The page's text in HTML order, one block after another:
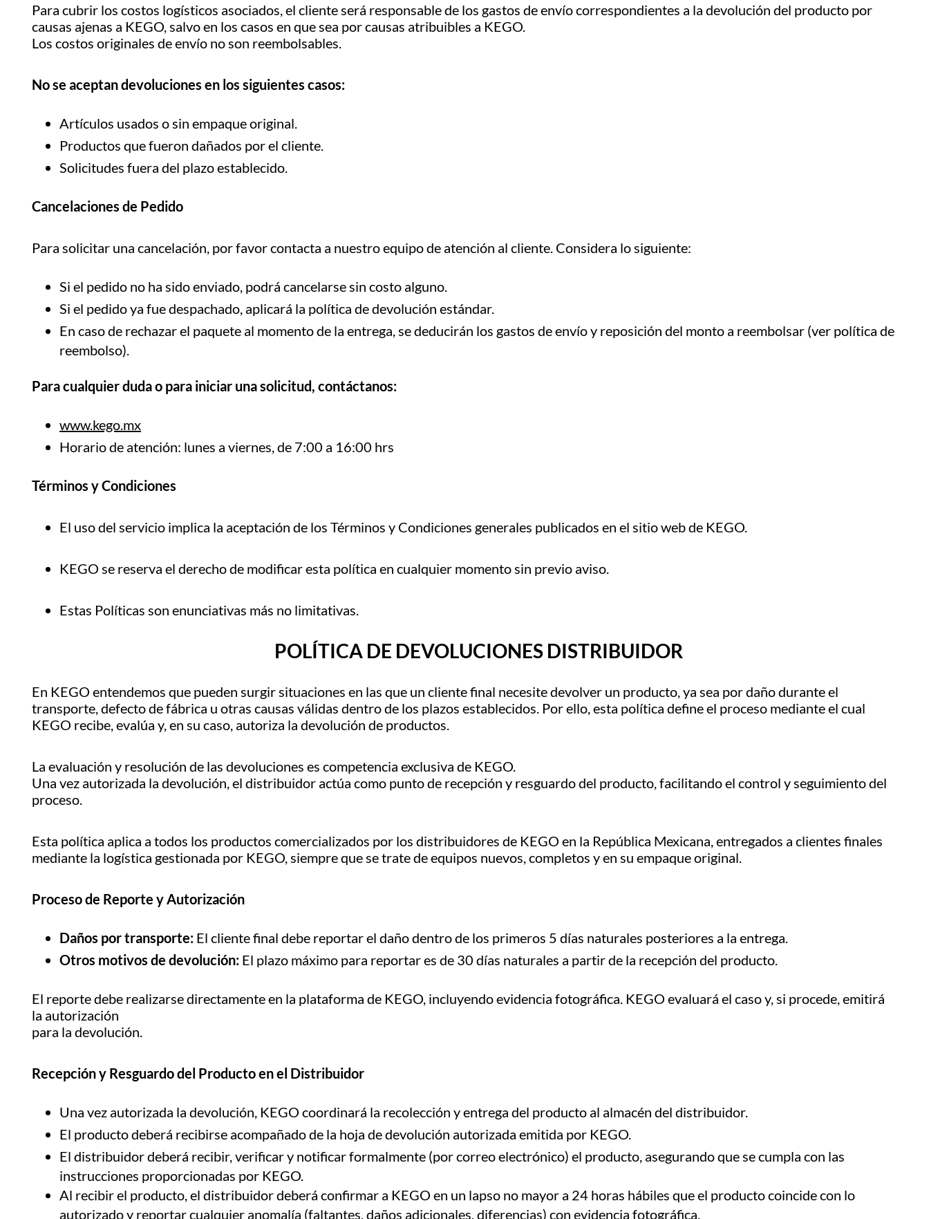
Para cubrir los costos logísticos asociados, el cliente será responsable de los gastos de envío correspondientes a la devolución del producto por
causas ajenas a KEGO, salvo en los casos en que sea por causas atribuibles a KEGO.
Los costos originales de envío no son reembolsables.
No se aceptan devoluciones en los siguientes casos:
Artículos usados o sin empaque original.
Productos que fueron dañados por el cliente.
Solicitudes fuera del plazo establecido.
Cancelaciones de Pedido
Para solicitar una cancelación, por favor contacta a nuestro equipo de atención al cliente. Considera lo siguiente:
Si el pedido no ha sido enviado, podrá cancelarse sin costo alguno.
Si el pedido ya fue despachado, aplicará la política de devolución estándar.
En caso de rechazar el paquete al momento de la entrega, se deducirán los gastos de envío y reposición del monto a reembolsar (ver política de
reembolso).
Para cualquier duda o para iniciar una solicitud, contáctanos:
www.kego.mx
Horario de atención: lunes a viernes, de 7:00 a 16:00 hrs
Términos y Condiciones
El uso del servicio implica la aceptación de los Términos y Condiciones generales publicados en el sitio web de KEGO.
KEGO se reserva el derecho de modificar esta política en cualquier momento sin previo aviso.
Estas Políticas son enunciativas más no limitativas.
POLÍTICA DE DEVOLUCIONES DISTRIBUIDOR
En KEGO entendemos que pueden surgir situaciones en las que un cliente final necesite devolver un producto, ya sea por daño durante el
transporte, defecto de fábrica u otras causas válidas dentro de los plazos establecidos. Por ello, esta política define el proceso mediante el cual
KEGO recibe, evalúa y, en su caso, autoriza la devolución de productos.
La evaluación y resolución de las devoluciones es competencia exclusiva de KEGO.
Una vez autorizada la devolución, el distribuidor actúa como punto de recepción y resguardo del producto, facilitando el control y seguimiento del
proceso.
Esta política aplica a todos los productos comercializados por los distribuidores de KEGO en la República Mexicana, entregados a clientes finales
mediante la logística gestionada por KEGO, siempre que se trate de equipos nuevos, completos y en su empaque original.
Proceso de Reporte y Autorización
Daños por transporte: El cliente final debe reportar el daño dentro de los primeros 5 días naturales posteriores a la entrega.
Otros motivos de devolución: El plazo máximo para reportar es de 30 días naturales a partir de la recepción del producto.
El reporte debe realizarse directamente en la plataforma de KEGO, incluyendo evidencia fotográfica. KEGO evaluará el caso y, si procede, emitirá
la autorización
para la devolución.
Recepción y Resguardo del Producto en el Distribuidor
Una vez autorizada la devolución, KEGO coordinará la recolección y entrega del producto al almacén del distribuidor.
El producto deberá recibirse acompañado de la hoja de devolución autorizada emitida por KEGO.
El distribuidor deberá recibir, verificar y notificar formalmente (por correo electrónico) el producto, asegurando que se cumpla con las
instrucciones proporcionadas por KEGO.
Al recibir el producto, el distribuidor deberá confirmar a KEGO en un lapso no mayor a 24 horas hábiles que el producto coincide con lo
autorizado y reportar cualquier anomalía (faltantes, daños adicionales, diferencias) con evidencia fotográfica.